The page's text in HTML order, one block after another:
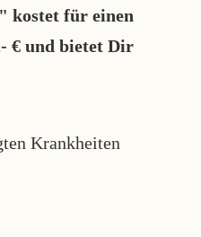
kostet für einen
€ und bietet Dir
Krankheiten